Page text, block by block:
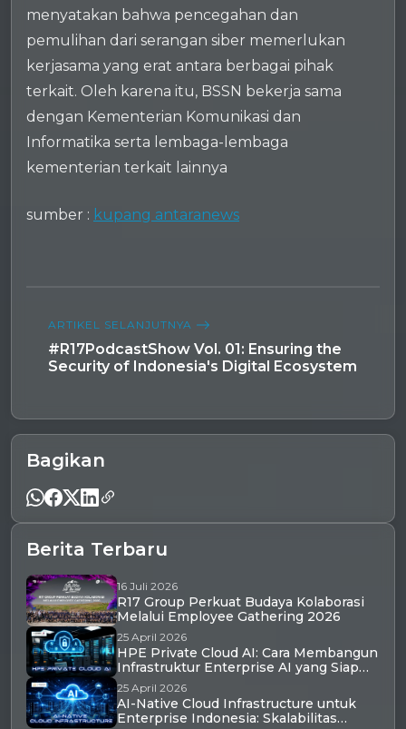
menyatakan bahwa pencegahan dan
pemulihan dari serangan siber memerlukan
kerjasama yang erat antara berbagai pihak
terkait. Oleh karena itu, BSSN bekerja sama
dengan Kementerian Komunikasi dan
Informatika serta lembaga-lembaga
kementerian terkait lainnya
sumber : kupang antaranews
ARTIKEL SELANJUTNYA
#R17PodcastShow Vol. 01: Ensuring the
Security of Indonesia's Digital Ecosystem
Bagikan
Berita Terbaru
16 Juli 2026
R17 Group Perkuat Budaya Kolaborasi
Melalui Employee Gathering 2026
25 April 2026
HPE Private Cloud AI: Cara Membangun
Infrastruktur Enterprise AI yang Siap
Produksi di Indonesia dalam Hitungan
Hari
25 April 2026
AI-Native Cloud Infrastructure untuk
Enterprise Indonesia: Skalabilitas